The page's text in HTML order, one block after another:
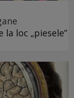
loc „piesele”